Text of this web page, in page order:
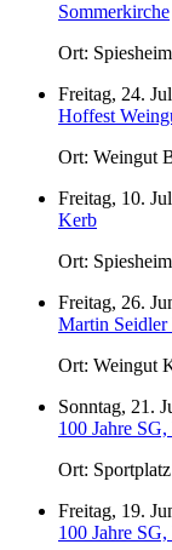
Sommerkirche
Ort: Spiesheim
Freitag, 24.
Hoffest
Ort: Weingut
Freitag, 10.
Kerb
Ort: Spiesheim
Freitag, 26.
Martin
Ort: Weingut
Sonntag, 21.
100 Jahre
Ort: Sportplatz
Freitag, 19.
100 Jahre